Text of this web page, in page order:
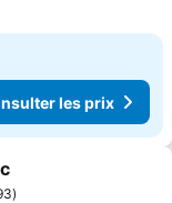
les prix
favoris